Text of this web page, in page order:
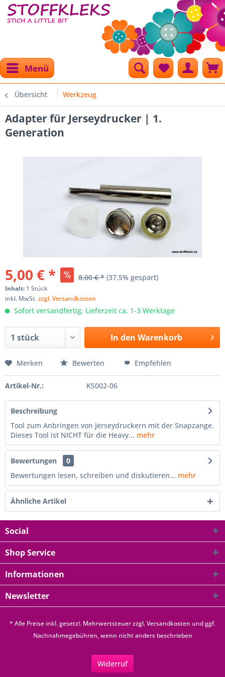
Menü
Übersicht Werkzeug
Adapter für Jerseydrucker | 1.
Generation
5,00 € * 8,00 € * (37,5% gespart)
Inhalt: 1 Stück
inkl. MwSt.zzgl. Versandkosten
Sofort versandfertig, Lieferzeit ca. 1-3 Werktage
In den Warenkorb
Merken Bewerten Empfehlen
Artikel-Nr.: KS002-06
Beschreibung
Tool zum Anbringen von Jerseydruckern mit der Snapzange.
Dieses Tool ist NICHT für die Heavy... mehr
Bewertungen
0
Bewertungen lesen, schreiben und diskutieren... mehr
Ähnliche Artikel
Social
Shop Service
Informationen
Newsletter
* Alle Preise inkl. gesetzl. Mehrwertsteuer zzgl.Versandkosten und ggf.
Nachnahmegebühren, wenn nicht anders beschrieben
Widerruf